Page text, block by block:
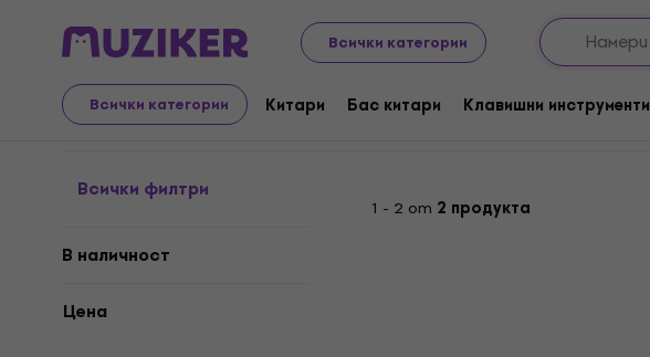
Всички категории
Всички категории Китари Бас китари Клавишни инструменти
Музикални инструменти Ударни инструменти Перкусии
Fibreglass Cajon
Всички филтри
В наличност
Цена
1 - 2 от 2 продукта